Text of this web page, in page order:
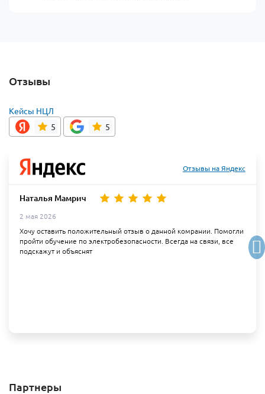
Отзывы
Кейсы НЦЛ
5
5
Отзывы на Яндекс
Наталья Мамрич
2 мая 2026
Хочу оставить положительный отзыв о данной комрании. Помогли
пройти обучение по электробезопасности. Всегда на связи, все
подскажут и объяснят
Партнеры